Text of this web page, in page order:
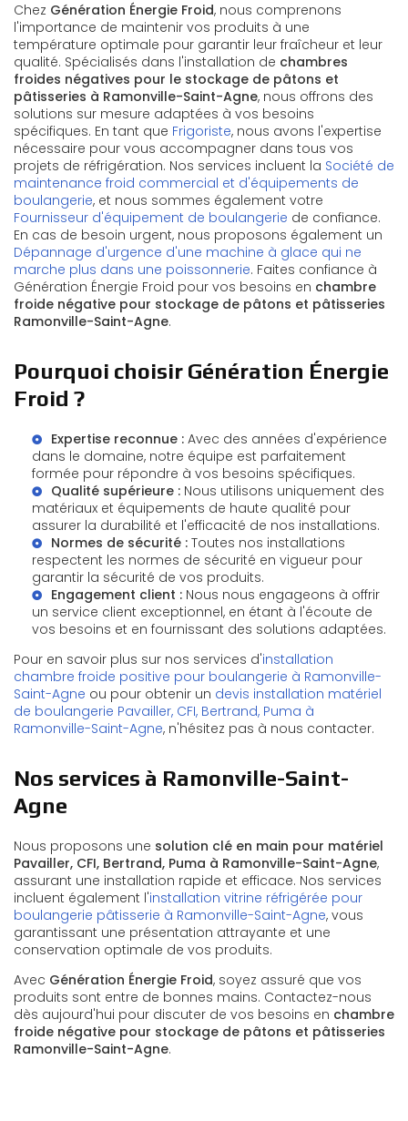
Chez Génération Énergie Froid, nous comprenons
l'importance de maintenir vos produits à une
température optimale pour garantir leur fraîcheur et leur
qualité. Spécialisés dans l'installation de chambres
froides négatives pour le stockage de pâtons et
pâtisseries à Ramonville-Saint-Agne, nous offrons des
solutions sur mesure adaptées à vos besoins
spécifiques. En tant que Frigoriste, nous avons l'expertise
nécessaire pour vous accompagner dans tous vos
projets de réfrigération. Nos services incluent la Société de
maintenance froid commercial et d'équipements de
boulangerie, et nous sommes également votre
Fournisseur d'équipement de boulangerie de confiance.
En cas de besoin urgent, nous proposons également un
Dépannage d'urgence d'une machine à glace qui ne
marche plus dans une poissonnerie. Faites confiance à
Génération Énergie Froid pour vos besoins en chambre
froide négative pour stockage de pâtons et pâtisseries
Ramonville-Saint-Agne.
Pourquoi choisir Génération Énergie
Froid ?
Expertise reconnue : Avec des années d'expérience
dans le domaine, notre équipe est parfaitement
formée pour répondre à vos besoins spécifiques.
Qualité supérieure : Nous utilisons uniquement des
matériaux et équipements de haute qualité pour
assurer la durabilité et l'efficacité de nos installations.
Normes de sécurité : Toutes nos installations
respectent les normes de sécurité en vigueur pour
garantir la sécurité de vos produits.
Engagement client : Nous nous engageons à offrir
un service client exceptionnel, en étant à l'écoute de
vos besoins et en fournissant des solutions adaptées.
Pour en savoir plus sur nos services d'installation
chambre froide positive pour boulangerie à Ramonville-
Saint-Agne ou pour obtenir un devis installation matériel
de boulangerie Pavailler, CFI, Bertrand, Puma à
Ramonville-Saint-Agne, n'hésitez pas à nous contacter.
Nos services à Ramonville-Saint-
Agne
Nous proposons une solution clé en main pour matériel
Pavailler, CFI, Bertrand, Puma à Ramonville-Saint-Agne,
assurant une installation rapide et efficace. Nos services
incluent également l'installation vitrine réfrigérée pour
boulangerie pâtisserie à Ramonville-Saint-Agne, vous
garantissant une présentation attrayante et une
conservation optimale de vos produits.
Avec Génération Énergie Froid, soyez assuré que vos
produits sont entre de bonnes mains. Contactez-nous
dès aujourd'hui pour discuter de vos besoins en chambre
froide négative pour stockage de pâtons et pâtisseries
Ramonville-Saint-Agne.